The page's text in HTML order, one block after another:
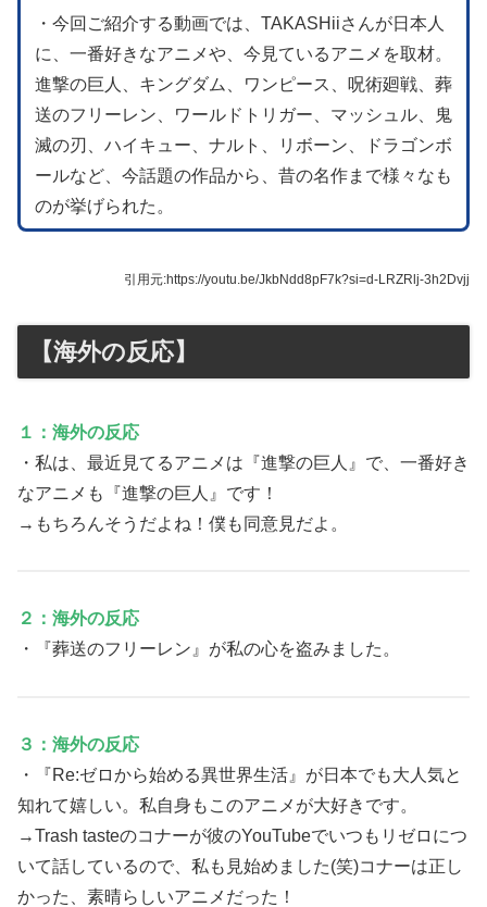
・今回ご紹介する動画では、TAKASHiiさんが日本人
に、一番好きなアニメや、今見ているアニメを取材。
進撃の巨人、キングダム、ワンピース、呪術廻戦、葬
送のフリーレン、ワールドトリガー、マッシュル、鬼
滅の刃、ハイキュー、ナルト、リボーン、ドラゴンボ
ールなど、今話題の作品から、昔の名作まで様々なも
のが挙げられた。
引用元:https://youtu.be/JkbNdd8pF7k?si=d-LRZRlj-3h2Dvjj
【海外の反応】
１：海外の反応
・私は、最近見てるアニメは『進撃の巨人』で、一番好き
なアニメも『進撃の巨人』です！
→もちろんそうだよね！僕も同意見だよ。
２：海外の反応
・『葬送のフリーレン』が私の心を盗みました。
３：海外の反応
・『Re:ゼロから始める異世界生活』が日本でも大人気と
知れて嬉しい。私自身もこのアニメが大好きです。
→Trash tasteのコナーが彼のYouTubeでいつもリゼロにつ
いて話しているので、私も見始めました(笑)コナーは正し
かった、素晴らしいアニメだった！